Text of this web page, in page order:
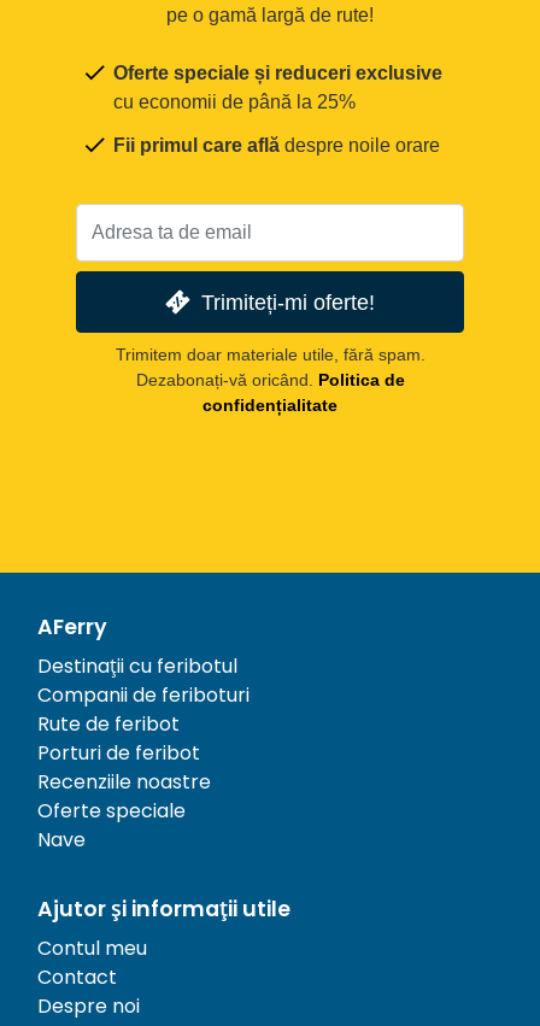
pe o gamă largă de rute!
Oferte speciale și reduceri exclusive
cu economii de până la 25%
Fii primul care află despre noile orare
Trimiteți-mi oferte!
Trimitem doar materiale utile, fără spam.
Dezabonați-vă oricând.
Politica de
confidențialitate
AFerry
Destinații cu feribotul
Companii de feriboturi
Rute de feribot
Porturi de feribot
Recenziile noastre
Oferte speciale
Nave
Ajutor și informații utile
Contul meu
Contact
Despre noi